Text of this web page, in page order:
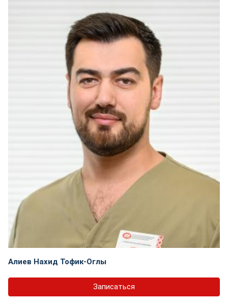
Алиев Нахид Тофик-Оглы
Записаться